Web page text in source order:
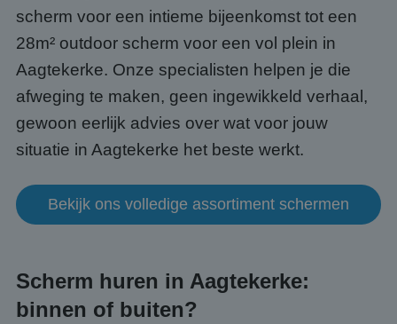
scherm voor een intieme bijeenkomst tot een
28m² outdoor scherm voor een vol plein in
Aagtekerke. Onze specialisten helpen je die
afweging te maken, geen ingewikkeld verhaal,
gewoon eerlijk advies over wat voor jouw
situatie in Aagtekerke het beste werkt.
Bekijk ons volledige assortiment schermen
Scherm huren in Aagtekerke:
binnen of buiten?